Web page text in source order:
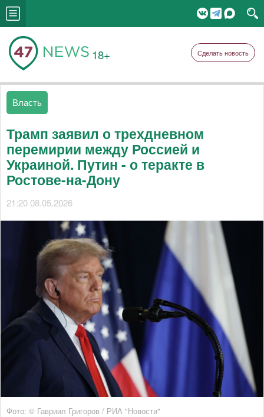
18+ Сделать новость
Власть
Трамп заявил о трехдневном
перемирии между Россией и
Украиной. Путин - о теракте в
Ростове-на-Дону
21:20 08.05.2026
Фото: © Гавриил Григоров / РИА "Новости"